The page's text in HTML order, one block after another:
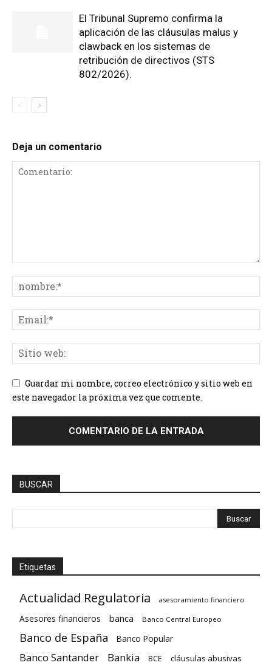
El Tribunal Supremo confirma la
aplicación de las cláusulas malus y
clawback en los sistemas de
retribución de directivos (STS
802/2026).
Deja un comentario
Guardar mi nombre, correo electrónico y sitio web en
este navegador la próxima vez que comente.
BUSCAR
Etiquetas
Actualidad Regulatoria asesoramiento financiero
Asesores financieros banca Banco Central Europeo
Banco de España Banco Popular
Banco Santander Bankia BCE cláusulas abusivas